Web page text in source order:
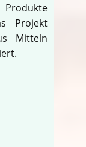
Projekt
Mitteln